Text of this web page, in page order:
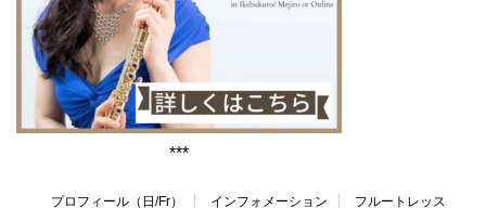
***
プロフィール（日/Fr） インフォメーション フルートレッス